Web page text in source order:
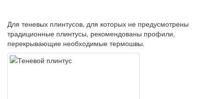
Для теневых плинтусов, для которых не предусмотрены
традиционные плинтусы, рекомендованы профили,
перекрывающие необходимые термошвы.